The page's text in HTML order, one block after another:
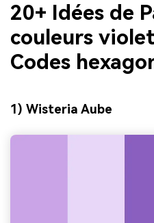
20+ Idées de
couleurs
Codes
1) Wisteria Aube